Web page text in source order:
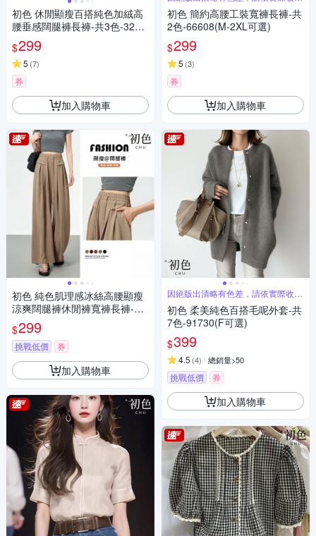
初色 休閒顯瘦百搭純色加絨高
腰垂感闊腿褲長褲-共3色-3257
9(M-4XL可選)
$299
5 (7)
券
加入購物車
初色 純色肌理感冰絲高腰顯瘦
涼爽闊腿褲休閒褲寬褲長褲-共
6色-13028(M-2XL可選)
$299
挑戰低價 券
加入購物車
商品為主
初色 簡約高腰工裝寬褲長褲-共
2色-66608(M-2XL可選)
$299
5 (3)
券
加入購物車
因絕版出清略有色差，請依實際收到
商品為主
初色 柔美純色百搭毛呢外套-共
7色-91730(F可選)
$399
4.5 (4) 總銷量>50
挑戰低價 券
加入購物車